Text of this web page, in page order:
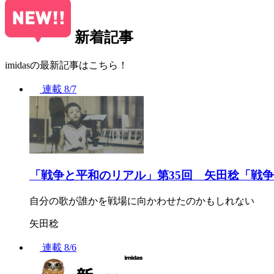
新着記事
imidasの最新記事はこちら！
連載 8/7
「戦争と平和のリアル」第35回 矢田稔「戦争
自分の歌が誰かを戦場に向かわせたのかもしれない
矢田稔
連載 8/6